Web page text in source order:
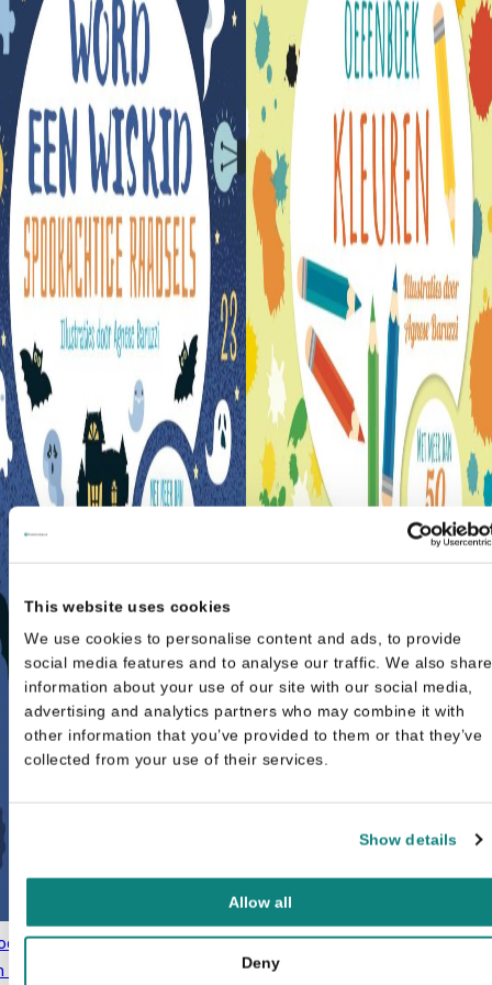
This website uses cookies
We use cookies to personalise content and ads, to provide
social media features and to analyse our traffic. We also share
information about your use of our site with our social media,
advertising and analytics partners who may combine it with
other information that you’ve provided to them or that they’ve
collected from your use of their services.
Show details
Allow all
Deny
raadsels - Word
wiskid
Oorspronkelijke prijs was: €9,99.
Huidige prijs is: €5,99.
Mijn leukste oefenboek -
Kleuren - De